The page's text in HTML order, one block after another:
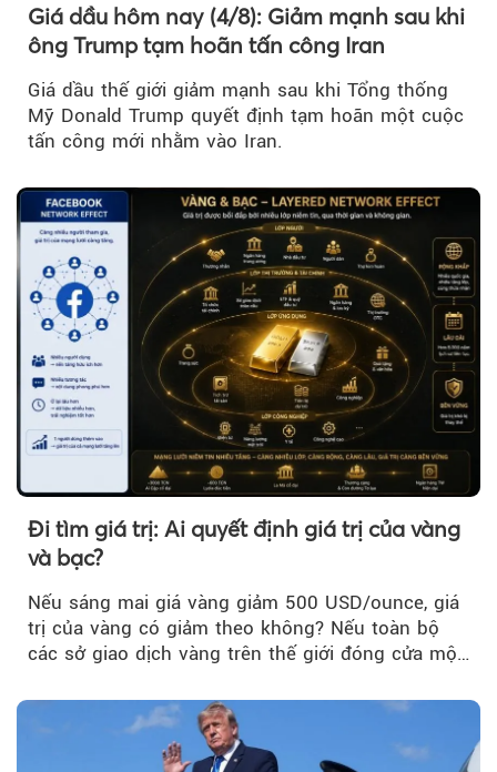
Giá dầu hôm nay (4/8): Giảm mạnh sau khi
ông Trump tạm hoãn tấn công Iran
Giá dầu thế giới giảm mạnh sau khi Tổng thống
Mỹ Donald Trump quyết định tạm hoãn một cuộc
tấn công mới nhằm vào Iran.
Đi tìm giá trị: Ai quyết định giá trị của vàng
và bạc?
Nếu sáng mai giá vàng giảm 500 USD/ounce, giá
trị của vàng có giảm theo không? Nếu toàn bộ
các sở giao dịch vàng trên thế giới đóng cửa một